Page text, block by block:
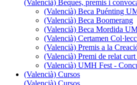
(Valencià) Beques, premis i
(Valencià) Beca Puénting
(Valencià) Beca Boomerang
(Valencià) Beca Mordida
(Valencià) Certamen
(Valencià) Premis a la
(Valencià) Premi de relat
(Valencià) UMH Fest -
(Valencià) Cursos
(Valencià) Cursos